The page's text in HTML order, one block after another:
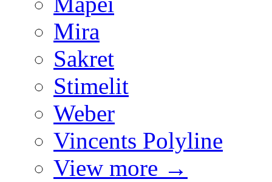
Mira
Sakret
Stimelit
Weber
Vincents Polyline
View more →